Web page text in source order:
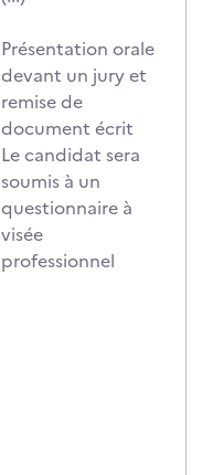
Présentation orale
devant un jury et
remise de
document écrit
Le candidat sera
soumis à un
questionnaire à
visée
professionnel